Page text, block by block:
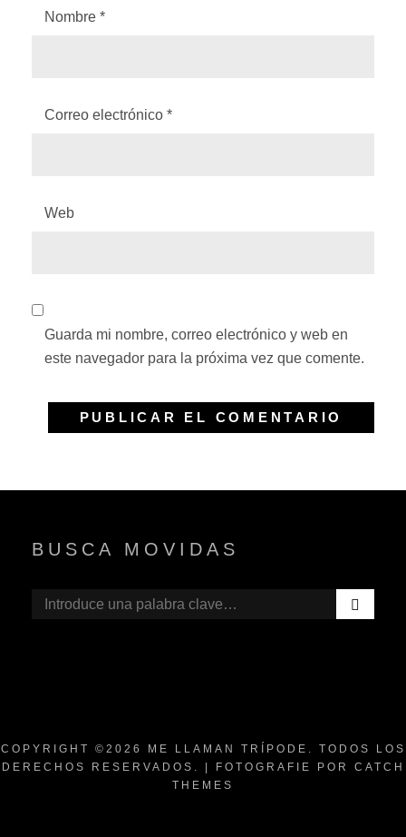
Nombre *
Correo electrónico *
Web
Guarda mi nombre, correo electrónico y web en
este navegador para la próxima vez que comente.
BUSCA MOVIDAS
Buscar:
U
COPYRIGHT ©2026 ME LLAMAN TRÍPODE . TODOS LOS
DERECHOS RESERVADOS. | FOTOGRAFIE POR CATCH
THEMES